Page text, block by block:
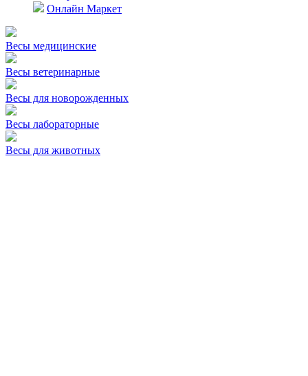
Онлайн Маркет
Весы медицинские
Весы ветеринарные
Весы для новорожденных
Весы лабораторные
Весы для животных